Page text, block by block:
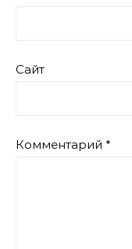
Сайт
Комментарий *